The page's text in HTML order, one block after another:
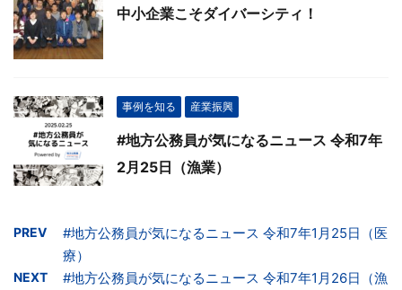
中小企業こそダイバーシティ！
事例を知る 産業振興
#地方公務員が気になるニュース 令和7年
2月25日（漁業）
PREV
#地方公務員が気になるニュース 令和7年1月25日（医
療）
NEXT
#地方公務員が気になるニュース 令和7年1月26日（漁